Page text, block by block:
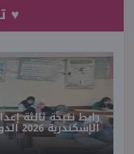
♥
رابط نتيجة ثالثة
الإسكندرية 2026 الدور الثاني